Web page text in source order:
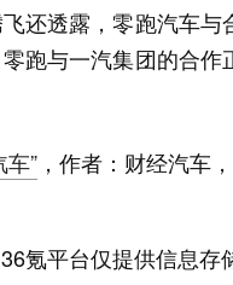
还透露，零跑汽车
跑与一汽集团的合
车” ，作者：财经汽车
氪平台仅提供信息存